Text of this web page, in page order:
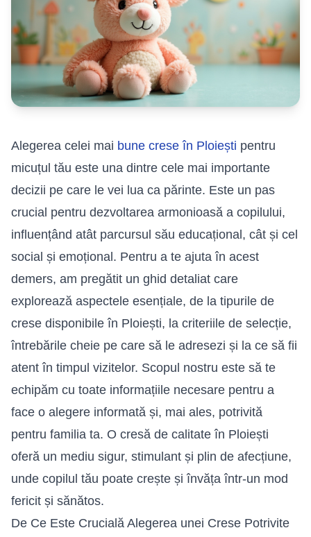
Alegerea celei mai bune crese în Ploiești pentru
micuțul tău este una dintre cele mai importante
decizii pe care le vei lua ca părinte. Este un pas
crucial pentru dezvoltarea armonioasă a copilului,
influențând atât parcursul său educațional, cât și cel
social și emoțional. Pentru a te ajuta în acest
demers, am pregătit un ghid detaliat care
explorează aspectele esențiale, de la tipurile de
crese disponibile în Ploiești, la criteriile de selecție,
întrebările cheie pe care să le adresezi și la ce să fii
atent în timpul vizitelor. Scopul nostru este să te
echipăm cu toate informațiile necesare pentru a
face o alegere informată și, mai ales, potrivită
pentru familia ta. O cresă de calitate în Ploiești
oferă un mediu sigur, stimulant și plin de afecțiune,
unde copilul tău poate crește și învăța într-un mod
fericit și sănătos.
De Ce Este Crucială Alegerea unei Crese Potrivite